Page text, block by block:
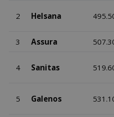
2 Helsana
3 Assura
4 Sanitas
5 Galenos